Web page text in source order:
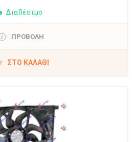
Διαθέσιμο
ΠΡΟΒΟΛΗ
ΣΤΟ ΚΑΛΆΘΙ